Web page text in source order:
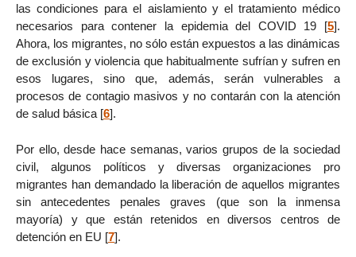
las condiciones para el aislamiento y el tratamiento médico
necesarios para contener la epidemia del COVID 19 [5].
Ahora, los migrantes, no sólo están expuestos a las dinámicas
de exclusión y violencia que habitualmente sufrían y sufren en
esos lugares, sino que, además, serán vulnerables a
procesos de contagio masivos y no contarán con la atención
de salud básica [6].
Por ello, desde hace semanas, varios grupos de la sociedad
civil, algunos políticos y diversas organizaciones pro
migrantes han demandado la liberación de aquellos migrantes
sin antecedentes penales graves (que son la inmensa
mayoría) y que están retenidos en diversos centros de
detención en EU [7].